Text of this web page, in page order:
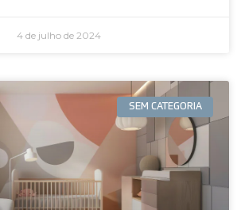
4 de julho de 2024
SEM CATEGORIA